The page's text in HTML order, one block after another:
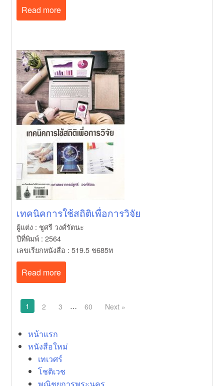
Read more
เทคนิคการใช้สถิติเพื่อการวิจัย
ผู้แต่ง : ชูศรี วงศ์รัตนะ
ปีที่พิมพ์ : 2564
เลขเรียกหนังสือ : 519.5 ช685ท
Read more
navigation
1 2 3 … 60 Next »
หน้าแรก
หนังสือใหม่
เทเวศร์
โชติเวช